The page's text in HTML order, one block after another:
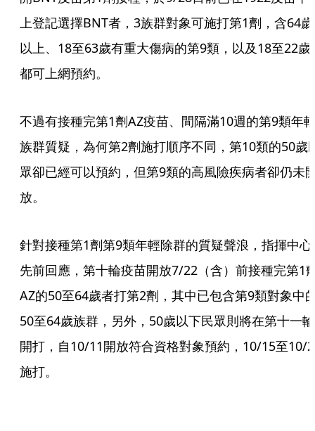
上登記選擇BNT者，3族群對象可施打第1劑，含64歲
以上、18至63歲有重大傷病的第9類，以及18至22歲
都可上網預約。
不過有接種完第1劑AZ疫苗、間隔滿10週的第9類年
族群質疑，為何第2劑施打順序不同，第10類的50歲
眾卻已經可以預約，但第9類的高風險疾病者卻仍未
放。
針對接種第1劑第9類年輕除群的質疑聲浪，指揮中心
先前回應，第十輪疫苗開放7/22（含）前接種完第1
AZ的50至64歲者打第2劑，其中已包含第9類對象中
50至64歲族群，另外，50歲以下民眾則將在第十一輪
開打，自10/11開放符合資格對象預約，10/15至10/
施打。